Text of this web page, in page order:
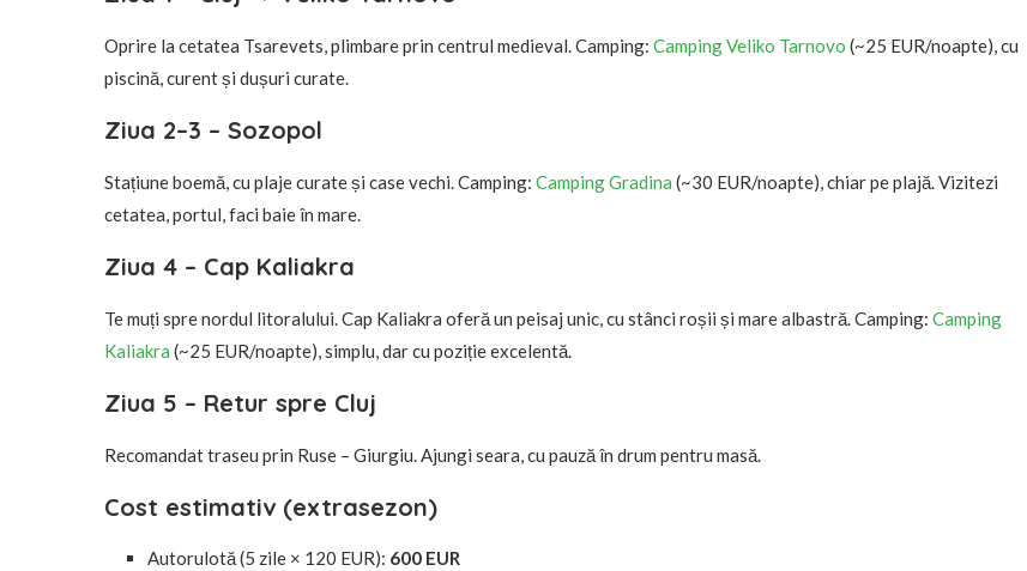
Oprire la cetatea Tsarevets, plimbare prin centrul medieval. Camping: Camping Veliko Tarnovo (~25 EUR/noapte), cu
piscină, curent și dușuri curate.
Ziua 2–3 – Sozopol
Stațiune boemă, cu plaje curate și case vechi. Camping: Camping Gradina (~30 EUR/noapte), chiar pe plajă. Vizitezi
cetatea, portul, faci baie în mare.
Ziua 4 – Cap Kaliakra
Te muți spre nordul litoralului. Cap Kaliakra oferă un peisaj unic, cu stânci roșii și mare albastră. Camping: Camping
Kaliakra (~25 EUR/noapte), simplu, dar cu poziție excelentă.
Ziua 5 – Retur spre Cluj
Recomandat traseu prin Ruse – Giurgiu. Ajungi seara, cu pauză în drum pentru masă.
Cost estimativ (extrasezon)
Autorulotă (5 zile × 120 EUR): 600 EUR